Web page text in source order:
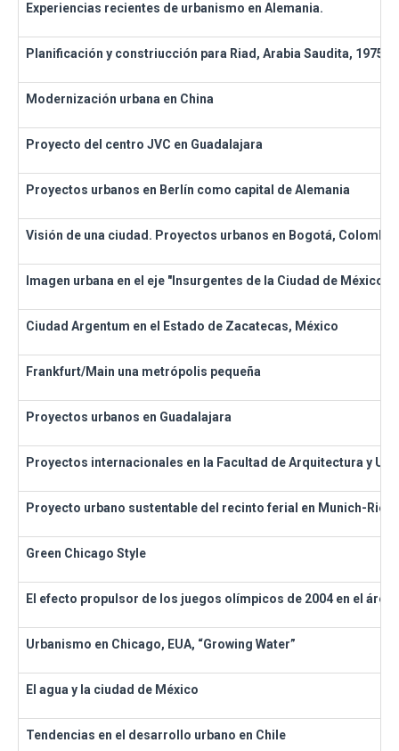
Experiencias recientes de urbanismo en Alemania.
Planificación y constriucción para Riad, Arabia Saudita, 1975-
Modernización urbana en China
Proyecto del centro JVC en Guadalajara
Proyectos urbanos en Berlín como capital de Alemania
Visión de una ciudad. Proyectos urbanos en Bogotá, Colombia.
Imagen urbana en el eje "Insurgentes de la Ciudad de México".
Ciudad Argentum en el Estado de Zacatecas, México
Frankfurt/Main una metrópolis pequeña
Proyectos urbanos en Guadalajara
Proyectos internacionales en la Facultad de Arquitectura y
Proyecto urbano sustentable del recinto ferial en Munich-Riem
Green Chicago Style
El efecto propulsor de los juegos olímpicos de 2004 en el
Urbanismo en Chicago, EUA, “Growing Water”
El agua y la ciudad de México
Tendencias en el desarrollo urbano en Chile